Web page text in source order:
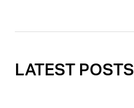
LATEST POSTS